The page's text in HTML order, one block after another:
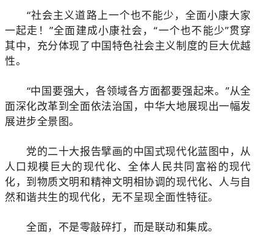
“社会主义道路上一个也不能少，全面小康大家
一起走！”全面建成小康社会，“一个也不能少”贯穿
其中，充分体现了中国特色社会主义制度的巨大优越
性。
“中国要强大，各领域各方面都要强起来。”从全
面深化改革到全面依法治国，中华大地展现出一幅发
展进步全景图。
党的二十大报告擘画的中国式现代化蓝图中，从
人口规模巨大的现代化、全体人民共同富裕的现代
化，到物质文明和精神文明相协调的现代化、人与自
然和谐共生的现代化，无不呈现全面性特征。
全面，不是零敲碎打，而是联动和集成。